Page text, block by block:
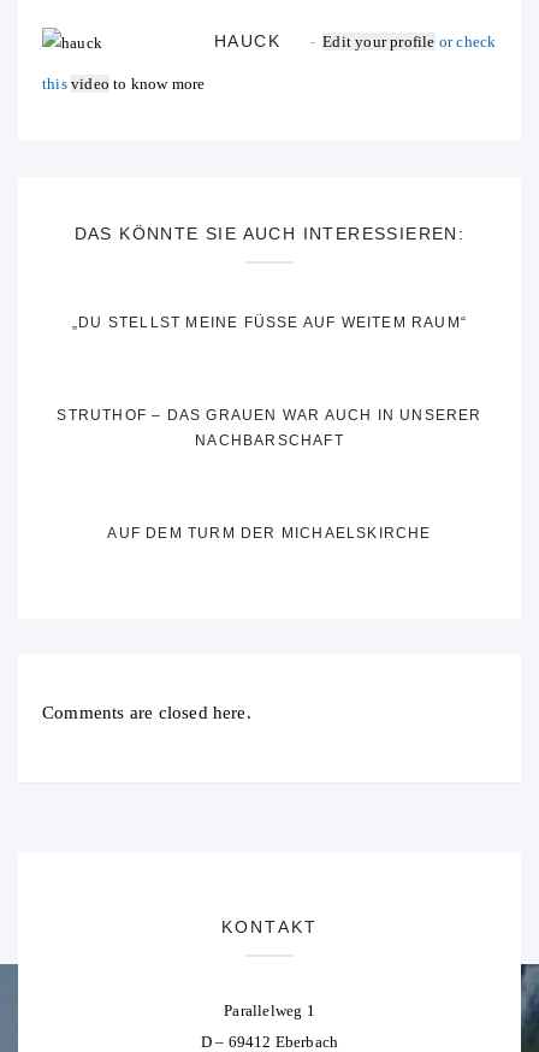
HAUCK Edit your profile or check
this video to know more
DAS KÖNNTE SIE AUCH INTERESSIEREN:
„DU STELLST MEINE FÜSSE AUF WEITEM RAUM“
STRUTHOF – DAS GRAUEN WAR AUCH IN UNSERER
NACHBARSCHAFT
AUF DEM TURM DER MICHAELSKIRCHE
Comments are closed here.
KONTAKT
Parallelweg 1
D – 69412 Eberbach